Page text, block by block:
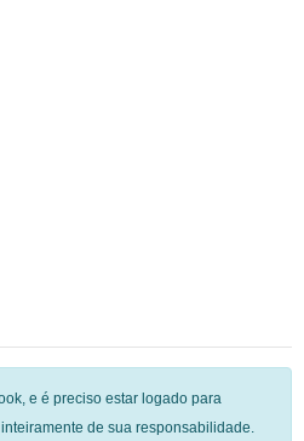
e é preciso estar logado para
de sua responsabilidade.